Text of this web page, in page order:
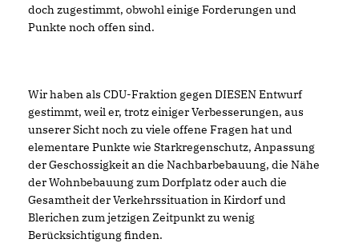
doch zugestimmt, obwohl einige Forderungen und
Punkte noch offen sind.
Wir haben als CDU-Fraktion gegen DIESEN Entwurf
gestimmt, weil er, trotz einiger Verbesserungen, aus
unserer Sicht noch zu viele offene Fragen hat und
elementare Punkte wie Starkregenschutz, Anpassung
der Geschossigkeit an die Nachbarbebauung, die Nähe
der Wohnbebauung zum Dorfplatz oder auch die
Gesamtheit der Verkehrssituation in Kirdorf und
Blerichen zum jetzigen Zeitpunkt zu wenig
Berücksichtigung finden.